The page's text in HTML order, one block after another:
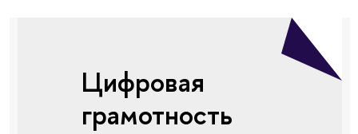
Цифровая
грамотность